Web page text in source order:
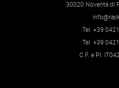
30020 Noventa di
Tel. +39
Tel. +39
C.F. e P.I.